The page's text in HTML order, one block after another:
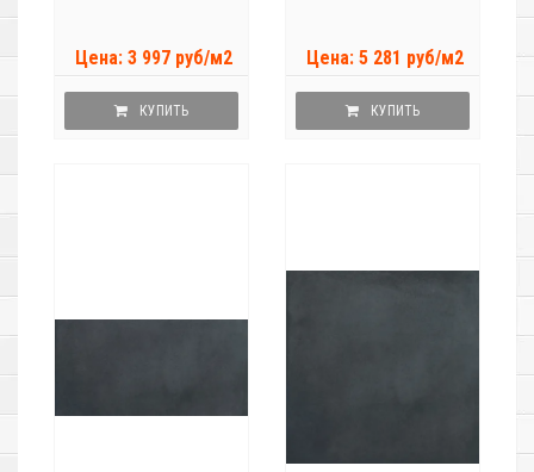
Цена: 3 997 руб/м2
КУПИТЬ
Цена: 5 281 руб/м2
КУПИТЬ